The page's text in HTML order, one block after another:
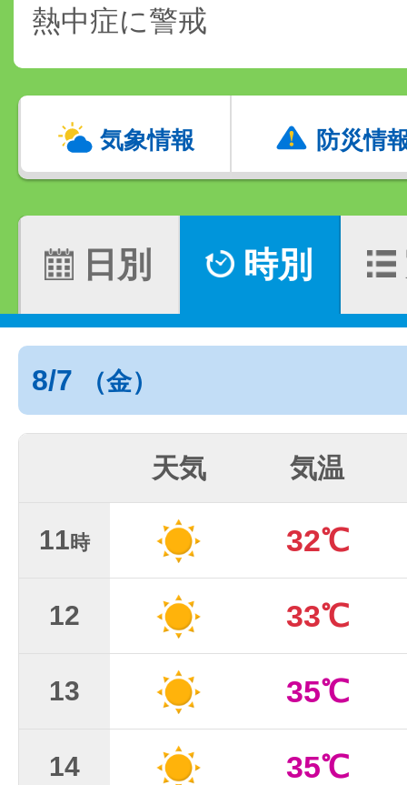
熱中症に警戒
気象情報 防災情
日別 時別
8/7 （金）
天気 気温
11時 32℃
12 33℃
13 35℃
14 35℃